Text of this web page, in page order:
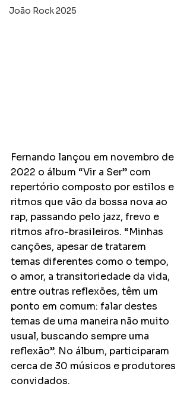
João Rock 2025
Fernando lançou em novembro de
2022 o álbum “Vir a Ser” com
repertório composto por estilos e
ritmos que vão da bossa nova ao
rap, passando pelo jazz, frevo e
ritmos afro-brasileiros. “Minhas
canções, apesar de tratarem
temas diferentes como o tempo,
o amor, a transitoriedade da vida,
entre outras reflexões, têm um
ponto em comum: falar destes
temas de uma maneira não muito
usual, buscando sempre uma
reflexão”. No álbum, participaram
cerca de 30 músicos e produtores
convidados.